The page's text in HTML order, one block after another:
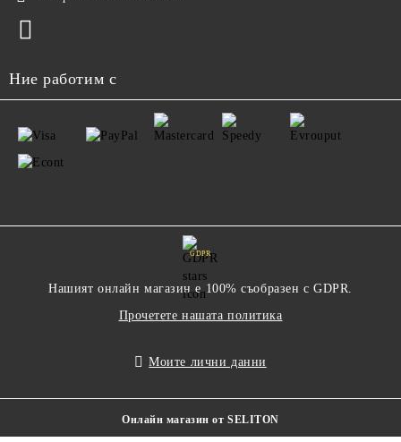
Ние работим с
GDPR
Нашият онлайн магазин е 100% съобразен с GDPR.
Прочетете нашата политика
Моите лични данни
Онлайн магазин от SELITON